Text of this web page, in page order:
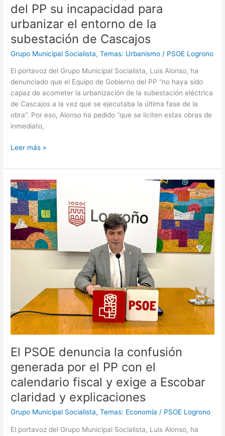
del PP su incapacidad para
urbanizar el entorno de la
subestación de Cascajos
Grupo Municipal Socialista,Temas: Urbanismo / PSOE Logrono
El portavoz del Grupo Municipal Socialista, Luis Alonso, ha
denunciado que el Equipo de Gobierno del PP “no haya sido
capaz de acometer la urbanización de la subestación eléctrica
de Cascajos a la vez que se ejecutaba la última fase de la
obra”. Por eso, Alonso ha pedido “que se liciten estas obras de
inmediato,
Leer más »
El PSOE denuncia la confusión
generada por el PP con el
calendario fiscal y exige a Escobar
claridad y explicaciones
Grupo Municipal Socialista,Temas: Economía / PSOE Logrono
El portavoz del Grupo Municipal Socialista, Luis Alonso, ha
El
PSOE
denuncia
la
confusión
generada
por
calendario
fiscal
y
a
claridad
y
explicaciones